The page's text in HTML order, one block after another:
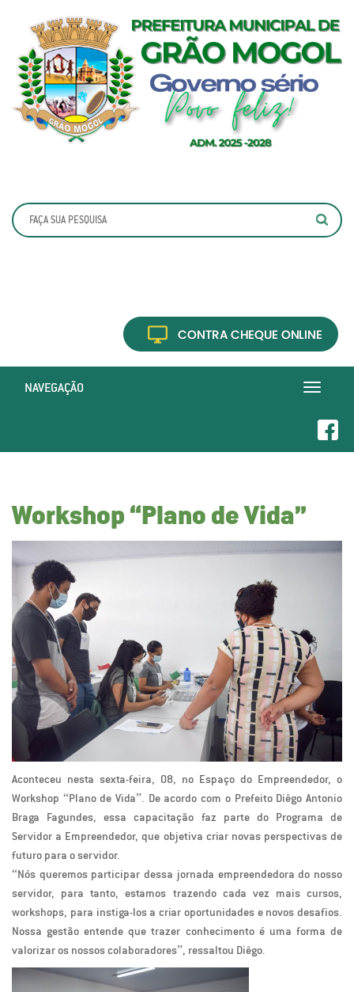
Toggle
NAVEGAÇÃO
Workshop “Plano de Vida”
Aconteceu nesta sexta-feira, 08, no Espaço do Empreendedor, o
Workshop “Plano de Vida”. De acordo com o Prefeito Diêgo Antonio
Braga Fagundes, essa capacitação faz parte do Programa de
Servidor a Empreendedor, que objetiva criar novas perspectivas de
futuro para o servidor.
“Nós queremos participar dessa jornada empreendedora do nosso
servidor, para tanto, estamos trazendo cada vez mais cursos,
workshops, para instiga-los a criar oportunidades e novos desafios.
Nossa gestão entende que trazer conhecimento é uma forma de
valorizar os nossos colaboradores”, ressaltou Diêgo.